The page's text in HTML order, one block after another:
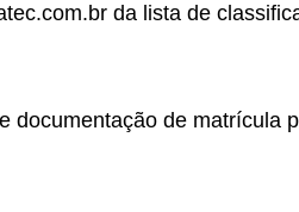
da lista de
documentação de